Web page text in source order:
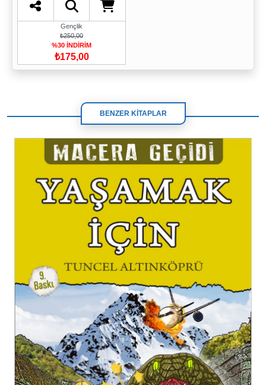
Gençlik
₺250,00
%30 İNDİRİM
₺175,00
BENZER KİTAPLAR